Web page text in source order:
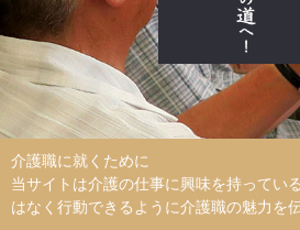
介護職に就くために
当サイトは介護の仕事に興味を持ってい
はなく行動できるように介護職の魅力を